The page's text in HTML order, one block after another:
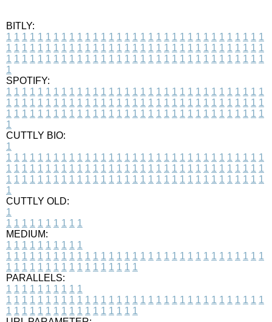
BITLY:
1 1 1 1 1 1 1 1 1 1 1 1 1 1 1 1 1 1 1 1 1 1 1 1 1 1 1 1 1 1 1 1 1
1 1 1 1 1 1 1 1 1 1 1 1 1 1 1 1 1 1 1 1 1 1 1 1 1 1 1 1 1 1 1 1 1
1 1 1 1 1 1 1 1 1 1 1 1 1 1 1 1 1 1 1 1 1 1 1 1 1 1 1 1 1 1 1 1 1
1
SPOTIFY:
1 1 1 1 1 1 1 1 1 1 1 1 1 1 1 1 1 1 1 1 1 1 1 1 1 1 1 1 1 1 1 1 1
1 1 1 1 1 1 1 1 1 1 1 1 1 1 1 1 1 1 1 1 1 1 1 1 1 1 1 1 1 1 1 1 1
1 1 1 1 1 1 1 1 1 1 1 1 1 1 1 1 1 1 1 1 1 1 1 1 1 1 1 1 1 1 1 1 1
1
CUTTLY BIO:
1
1 1 1 1 1 1 1 1 1 1 1 1 1 1 1 1 1 1 1 1 1 1 1 1 1 1 1 1 1 1 1 1 1
1 1 1 1 1 1 1 1 1 1 1 1 1 1 1 1 1 1 1 1 1 1 1 1 1 1 1 1 1 1 1 1 1
1 1 1 1 1 1 1 1 1 1 1 1 1 1 1 1 1 1 1 1 1 1 1 1 1 1 1 1 1 1 1 1 1
1
CUTTLY OLD:
1
1 1 1 1 1 1 1 1 1 1
MEDIUM:
1 1 1 1 1 1 1 1 1 1
1 1 1 1 1 1 1 1 1 1 1 1 1 1 1 1 1 1 1 1 1 1 1 1 1 1 1 1 1 1 1 1 1
1 1 1 1 1 1 1 1 1 1 1 1 1 1 1 1 1
PARALLELS:
1 1 1 1 1 1 1 1 1 1
1 1 1 1 1 1 1 1 1 1 1 1 1 1 1 1 1 1 1 1 1 1 1 1 1 1 1 1 1 1 1 1 1
1 1 1 1 1 1 1 1 1 1 1 1 1 1 1 1 1